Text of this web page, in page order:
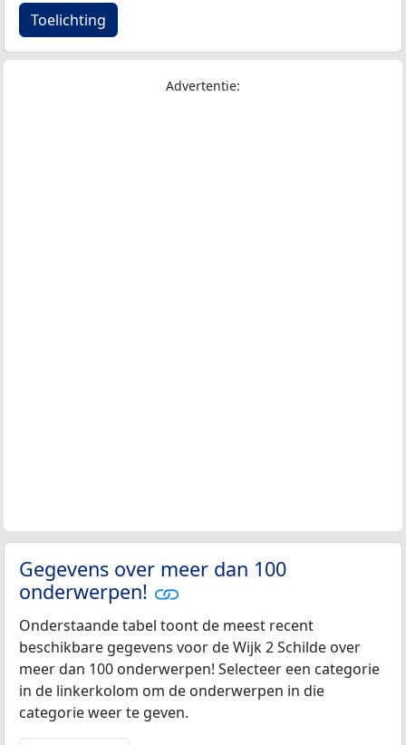
Toelichting
Advertentie:
Gegevens over meer dan 100
onderwerpen!
Onderstaande tabel toont de meest recent
beschikbare gegevens voor de Wijk 2 Schilde over
meer dan 100 onderwerpen! Selecteer een categorie
in de linkerkolom om de onderwerpen in die
categorie weer te geven.